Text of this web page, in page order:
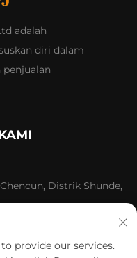
adalah
diri dalam
Distrik Shunde,
provide our services.